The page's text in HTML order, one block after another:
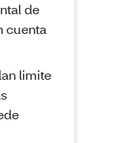
de
cuenta
limite